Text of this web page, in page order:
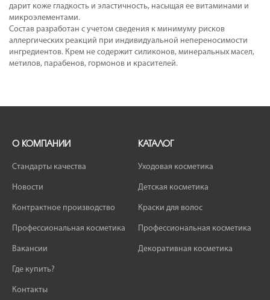
дарит коже гладкость и эластичность, насыщая ее витаминами и
микроэлементами.
Состав разработан с учетом сведения к минимуму рисков
аллергических реакций при индивидуальной непереносимости
ингредиентов. Крем не содержит силиконов, минеральных масел,
метилов, парабенов, гормонов и красителей.
О КОМПАНИИ
Стандарты качества
Новости
Контрактное производство
Профессиональная косметика
Вакансии
Где купить?
Контакты
КАТАЛОГ
Уходовая косметика
Детская косметика
Краски для волос
Профессиональная косметика
Декоративная косметика